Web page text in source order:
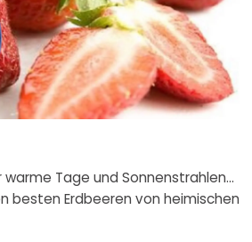
warme Tage und Sonnenstrahlen…
besten Erdbeeren von heimischen